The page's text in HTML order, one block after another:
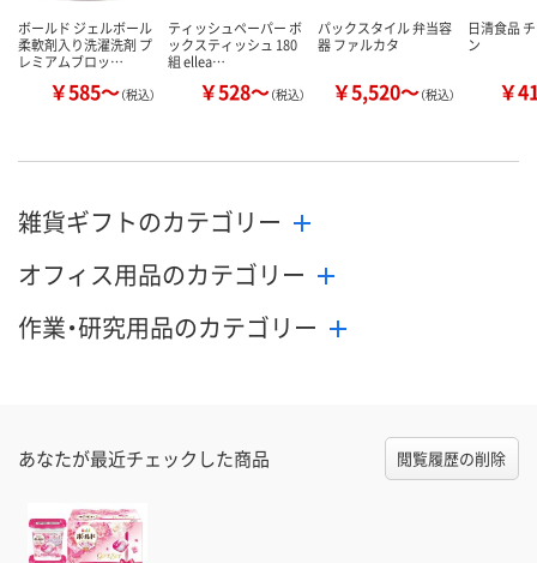
ボールド ジェルボール
柔軟剤入り洗濯洗剤 プ
レミアムブロッ…
￥585～（税込）
ティッシュペーパー ボ
ックスティッシュ 180
組 ellea…
￥528～（税込）
パックスタイル 弁当容
器 ファルカタ
￥5,520～（税込）
日清食品
ン
￥
雑貨ギフトのカテゴリー
オフィス用品のカテゴリー
作業・研究用品のカテゴリー
あなたが最近チェックした商品 閲覧履歴の削除